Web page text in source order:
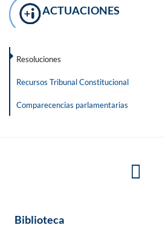
ACTUACIONES
Resoluciones
Recursos Tribunal Constitucional
Comparecencias parlamentarias
Biblioteca